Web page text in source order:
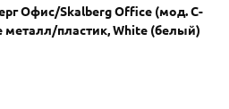
Офис/Skalberg Office (мод. C-
металл/пластик, White (белый)